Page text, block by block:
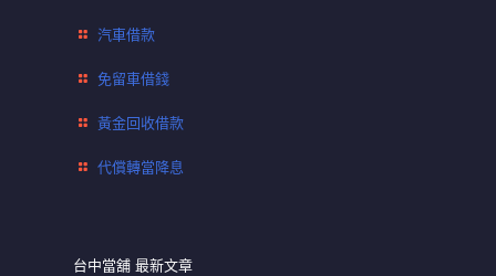
汽車借款
免留車借錢
黃金回收借款
代償轉當降息
台中當舖 最新文章